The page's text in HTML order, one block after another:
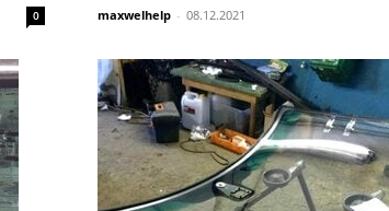
0 maxwelhelp - 08.12.2021